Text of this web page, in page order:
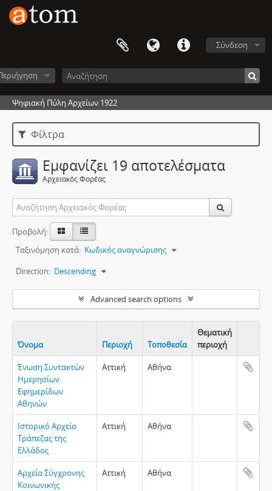
Σύνδεση
Ψηφιακή Πύλη Αρχείων 1922
Φίλτρα
Εμφανίζει 19 αποτελέσματα
Αρχειακός Φορέας
Προβολή:
Ταξινόμηση κατά: Κωδικός αναγνώρισης
Direction: Descending
Advanced search options
Όνομα Περιοχή Τοποθεσία
Θεματική
περιοχή
Ένωση Συντακτών
Ημερησίων
Εφημερίδων
Αθηνών
Αττική Αθήνα
Ιστορικό Αρχείο
Τράπεζας της
Ελλάδος
Αττική Αθήνα
Αρχεία Σύγχρονης
Κοινωνικής
Αττική Αθήνα